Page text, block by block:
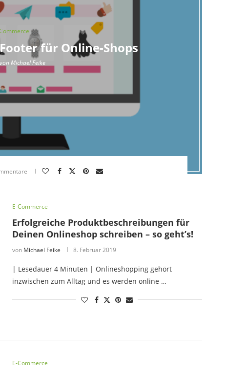
für Online-Shops
Michael Feike
E-Commerce
Erfolgreiche Produktbeschreibungen für
Deinen Onlineshop schreiben – so geht’s!
von Michael Feike 8. Februar 2019
| Lesedauer 4 Minuten | Onlineshopping gehört
inzwischen zum Alltag und es werden online …
E-Commerce